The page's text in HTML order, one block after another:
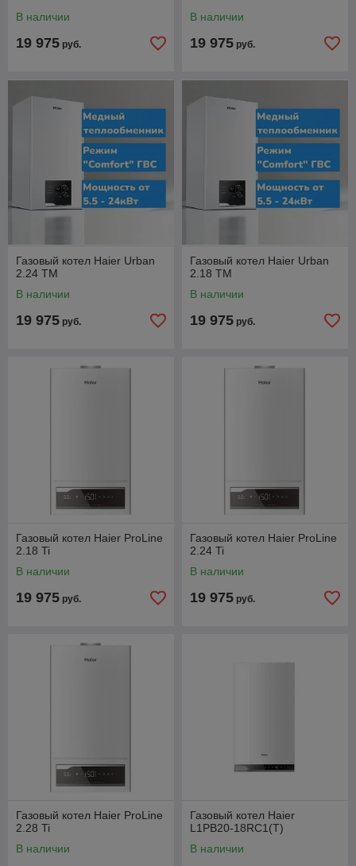
В наличии
19 975 руб.
В наличии
19 975 руб.
Газовый котел Haier Urban
2.24 TM
В наличии
19 975 руб.
Газовый котел Haier Urban
2.18 TM
В наличии
19 975 руб.
Газовый котел Haier ProLine
2.18 Ti
В наличии
19 975 руб.
Газовый котел Haier ProLine
2.24 Ti
В наличии
19 975 руб.
Газовый котел Haier ProLine
2.28 Ti
В наличии
Газовый котел Haier
L1PB20-18RC1(T)
В наличии